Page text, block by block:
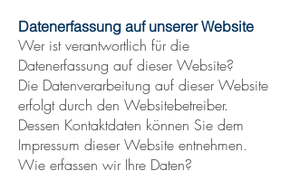
Datenerfassung auf unserer Website
Wer ist verantwortlich für die
Datenerfassung auf dieser Website?
Die Datenverarbeitung auf dieser Website
erfolgt durch den Websitebetreiber.
Dessen Kontaktdaten können Sie dem
Impressum dieser Website entnehmen.
Wie erfassen wir Ihre Daten?